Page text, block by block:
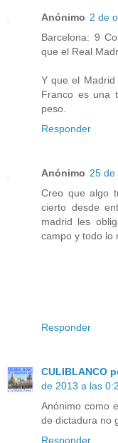
Anónimo 2 de
Barcelona: 9
que el Real
Y que el
Franco es una
peso.
Responder
Anónimo 25 de
Creo que algo
cierto desde
madrid les
campo y todo lo
Responder
CULIBLANCO
de 2013 a las
Anónimo como
de dictadura no
Responder